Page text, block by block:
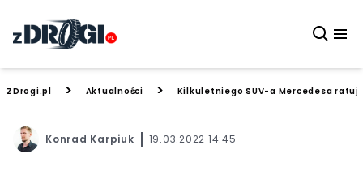
ZDrogi.pl > Aktualności > Kilkuletniego SUV-a Mercedesa
Konrad Karpiuk 19.03.2022 14:45